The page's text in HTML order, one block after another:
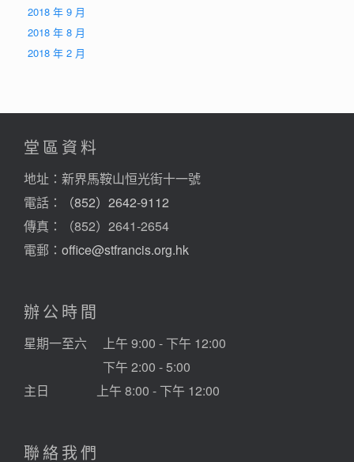
2018 年 9 月
2018 年 8 月
2018 年 2 月
堂區資料
地址：新界馬鞍山恒光街十一號
電話：
（852）2642-9112
傳真：（852）2641-2654
電郵： office@stfrancis.org.hk
辦公時間
星期一至六
上午 9:00 - 下午 12:00
下午 2:00 - 5:00
主日
上午 8:00 - 下午 12:00
聯絡我們